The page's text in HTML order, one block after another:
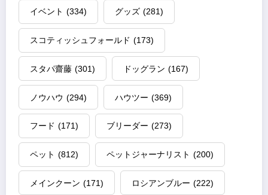
ジ
送
り
イベント (334) グッズ (281)
スコティッシュフォールド (173)
スタパ齋藤 (301) ドッグラン (167)
ノウハウ (294) ハウツー (369)
フード (171) ブリーダー (273)
ペット (812) ペットジャーナリスト (200)
メインクーン (171) ロシアンブルー (222)